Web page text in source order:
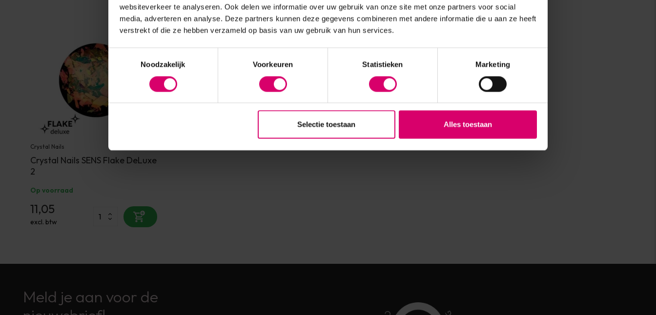
websiteverkeer te analyseren. Ook delen we informatie over uw gebruik van onze site met onze partners voor social
media, adverteren en analyse. Deze partners kunnen deze gegevens combineren met andere informatie die u aan ze heeft
verstrekt of die ze hebben verzameld op basis van uw gebruik van hun services.
Toestemmingsselectie
Noodzakelijk
Voorkeuren Statistieken Marketing
Selectie toestaan Alles toestaan
Crystal Nails
Crystal Nails SENS Flake DeLuxe
2
Op voorraad
11,05
excl. btw
Meld je aan voor de